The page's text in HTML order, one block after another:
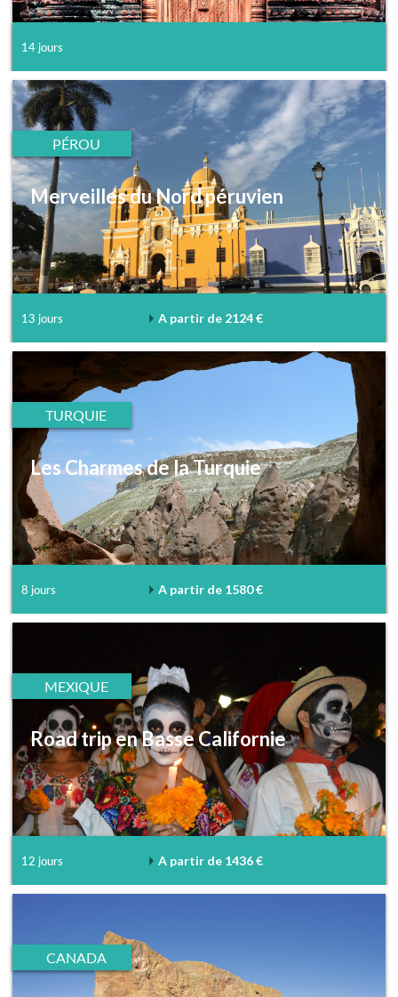
14 jours
PÉROU
Merveilles du Nord péruvien
13 jours A partir de 2124 €
TURQUIE
Les Charmes de la Turquie
8 jours A partir de 1580 €
MEXIQUE
Road trip en Basse Californie
12 jours A partir de 1436 €
CANADA